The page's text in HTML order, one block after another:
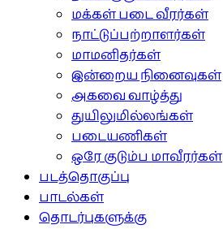
மக்கள் படை வீரர்கள்
நாட்டுப்பற்றாளர்கள்
மாமனிதர்கள்
இன்றைய நினைவுகள்
அகவை வாழ்த்து
துயிலுமில்லங்கள்
படையணிகள்
ஒரே குடும்ப மாவீரர்கள்
படத்தொகுப்பு
பாடல்கள்
தொடர்புகளுக்கு